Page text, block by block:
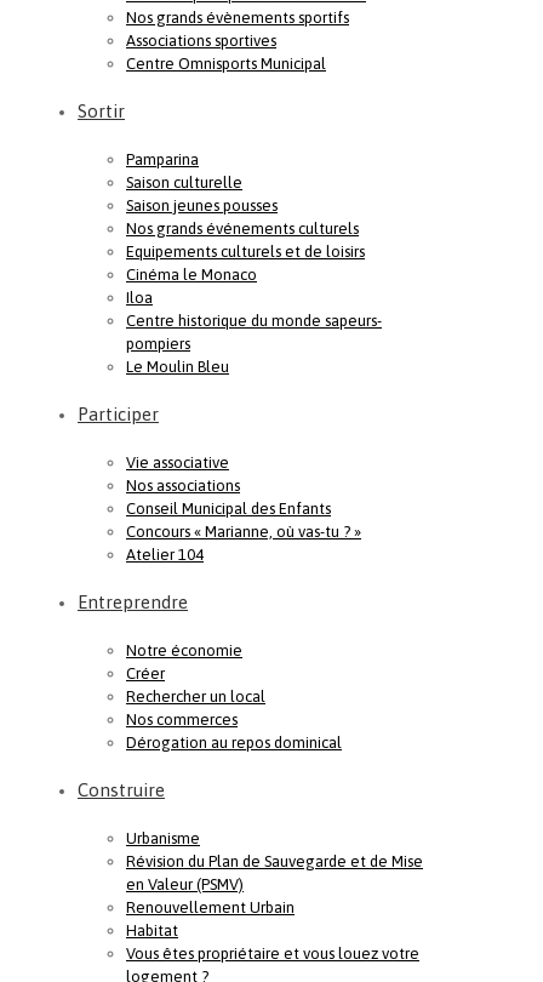
Nos grands évènements sportifs
Associations sportives
Centre Omnisports Municipal
Sortir
Pamparina
Saison culturelle
Saison jeunes pousses
Nos grands événements culturels
Equipements culturels et de loisirs
Cinéma le Monaco
Iloa
Centre historique du monde sapeurs-
pompiers
Le Moulin Bleu
Participer
Vie associative
Nos associations
Conseil Municipal des Enfants
Concours « Marianne, où vas-tu ? »
Atelier 104
Entreprendre
Notre économie
Créer
Rechercher un local
Nos commerces
Dérogation au repos dominical
Construire
Urbanisme
Révision du Plan de Sauvegarde et de Mise
en Valeur (PSMV)
Renouvellement Urbain
Habitat
Vous êtes propriétaire et vous louez votre
logement ?